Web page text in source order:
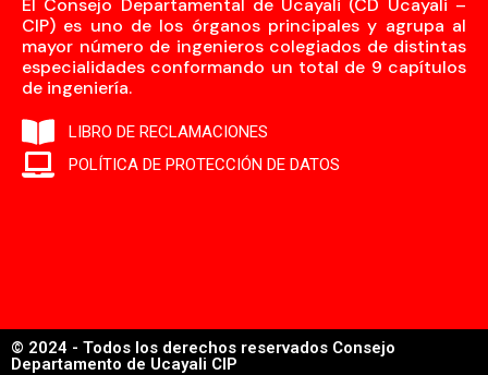
CIP) es uno de los órganos principales y agrupa al
mayor número de ingenieros colegiados de distintas
especialidades conformando un total de 9 capítulos
de ingeniería.
LIBRO DE RECLAMACIONES
POLÍTICA DE PROTECCIÓN DE DATOS
© 2024 - Todos los derechos reservados Consejo
Departamento de Ucayali CIP